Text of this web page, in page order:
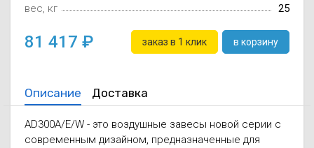
вес, кг
25
81 417 заказ в 1 клик в корзину
Описание Доставка
AD300A/E/W - это воздушные завесы новой серии с
современным дизайном, предназначенные для